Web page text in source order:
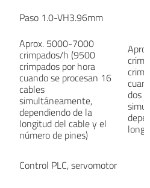
Paso 1.0-VH3.96mm
Aprox. 5000-7000
crimpados/h (9500
crimpados por hora
cuando se procesan 16
cables
simultáneamente,
dependiendo de la
longitud del cable y el
número de pines)
dos
Control PLC, servomotor